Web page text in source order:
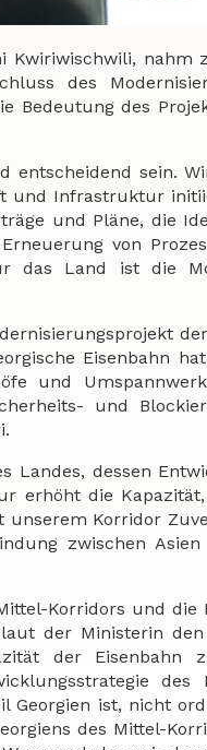
nahm
des
Bedeutung des
sein.
und Infrastruktur
und Pläne, die
von
das Land ist die
Eisenbahn
und
und
Landes, dessen
erhöht die
Korridor
zwischen
Korridors und
der Ministerin
der Eisenbahn
des
Georgien ist, nicht
des Mittel-